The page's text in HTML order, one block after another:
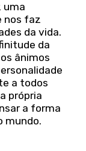
uma
nos faz
da vida.
da
ânimos
a todos
própria
a forma
mundo.